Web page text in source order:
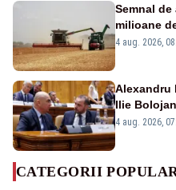
Semnal
milioane
strategia
4 aug. 2026,
Alexandru
Ilie
urmărind
4 aug. 2026,
CATEGORII